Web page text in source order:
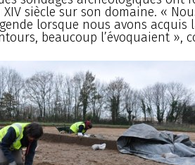
siècle sur son domaine. «
lorsque nous avons acquis
beaucoup l’évoquaient »,